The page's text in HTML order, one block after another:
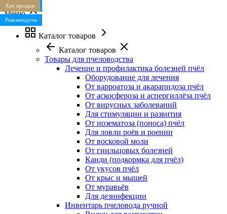
Меню
Каталог товаров
Каталог товаров
Товары для пчеловодства
Лечение и профилактика болезней пчёл
Оборудование для лечения
От варроатоза и акарапидоза пчёл
От аскосфероза и аспергиллёза пчёл
От вирусных заболеваний
Для стимуляции и развития
От нозематоза (поноса) пчёл
Для ловли роёв и роении
От восковой моли
От гнильцовых болезней
Канди (подкормка для пчёл)
От укусов пчёл
От крыс и мышей
От муравьёв
Для дезинфекции
Инвентарь пчеловода ручной
Рекомендуем
Хит продаж
Рекомендуем